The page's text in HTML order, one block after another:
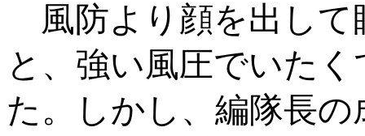
風防より顔を出して
と、強い風圧でいた
た。しかし、編隊長